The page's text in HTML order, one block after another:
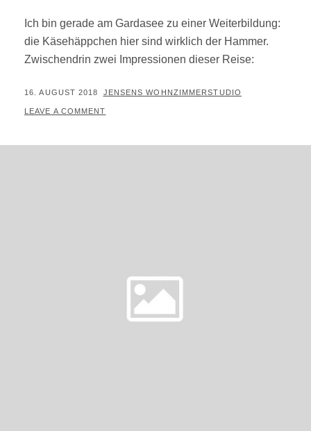
Ich bin gerade am Gardasee zu einer Weiterbildung:
die Käsehäppchen hier sind wirklich der Hammer.
Zwischendrin zwei Impressionen dieser Reise:
POSTED
ON
16. AUGUST 2018 BY
JENSENS WOHNZIMMERSTUDIO
LEAVE A COMMENT